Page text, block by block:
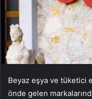
Beyaz eşya ve tüketici
önde gelen